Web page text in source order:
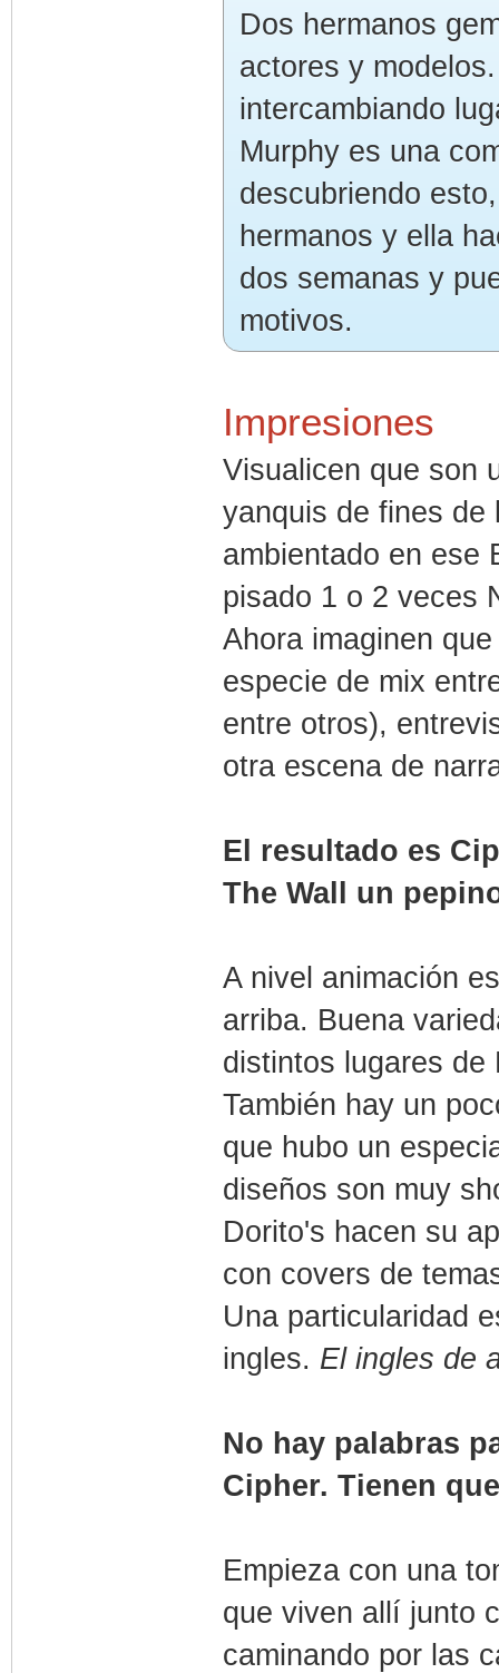
Dos hermanos
actores y
intercambiando
Murphy es una
descubriendo
hermanos y ella
dos semanas y
motivos.
Impresiones
Visualicen que son
yanquis de fines de
ambientado en ese
pisado 1 o 2 veces
Ahora imaginen
especie de mix
entre otros),
otra escena de
El resultado es
The Wall un
A nivel animación
arriba. Buena
distintos lugares de
También hay un
que hubo un
diseños son muy
Dorito's hacen su
con covers de
Una particularidad
ingles. El ingles de
No hay palabras
Cipher. Tienen
Empieza con una
que viven allí junto
caminando por las